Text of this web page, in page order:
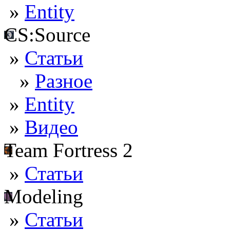
» Entity
CS:Source
» Статьи
» Разное
» Entity
» Видео
Team Fortress 2
» Статьи
Modeling
» Статьи